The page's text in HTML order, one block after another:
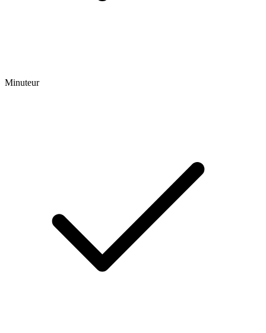
Minuteur